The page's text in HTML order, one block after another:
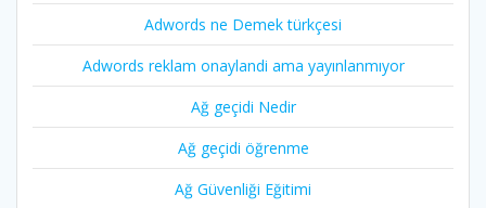
Adwords ne Demek türkçesi
Adwords reklam onaylandi ama yayınlanmıyor
Ağ geçidi Nedir
Ağ geçidi öğrenme
Ağ Güvenliği Eğitimi